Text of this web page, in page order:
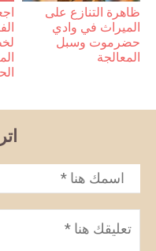
ظاهرة التنازع على
الميراث في وادي
حضرموت وسبل
المعالجة
الاسم *
تعليق